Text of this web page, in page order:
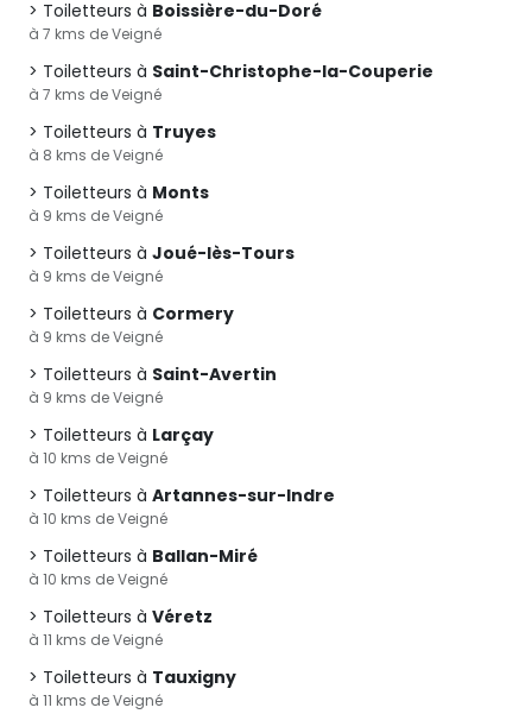
Toiletteurs à Boissière-du-Doré
à 7 kms de Veigné
Toiletteurs à Saint-Christophe-la-Couperie
à 7 kms de Veigné
Toiletteurs à Truyes
à 8 kms de Veigné
Toiletteurs à Monts
à 9 kms de Veigné
Toiletteurs à Joué-lès-Tours
à 9 kms de Veigné
Toiletteurs à Cormery
à 9 kms de Veigné
Toiletteurs à Saint-Avertin
à 9 kms de Veigné
Toiletteurs à Larçay
à 10 kms de Veigné
Toiletteurs à Artannes-sur-Indre
à 10 kms de Veigné
Toiletteurs à Ballan-Miré
à 10 kms de Veigné
Toiletteurs à Véretz
à 11 kms de Veigné
Toiletteurs à Tauxigny
à 11 kms de Veigné